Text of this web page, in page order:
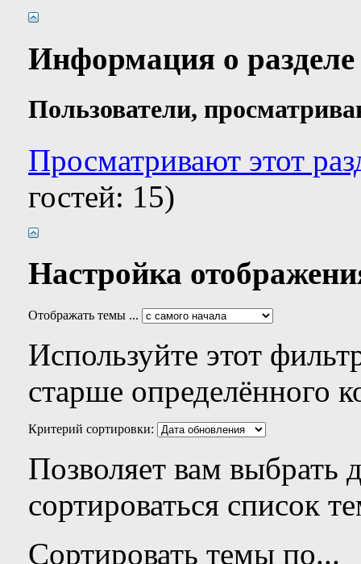
Информация о
Пользователи,
Просматривают этот
гостей: 15)
Настройка
Отображать темы ...
Используйте этот
старше определённого
Критерий сортировки:
Позволяет вам выбрать
сортироваться список
Сортировать темы по...